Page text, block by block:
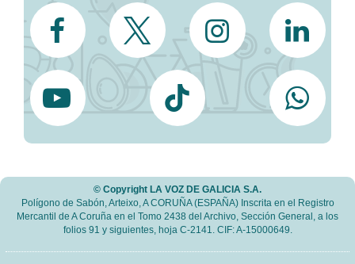
© Copyright LA VOZ DE GALICIA S.A.
Polígono de Sabón, Arteixo, A CORUÑA (ESPAÑA) Inscrita en el Registro
Mercantil de A Coruña en el Tomo 2438 del Archivo, Sección General, a los
folios 91 y siguientes, hoja C-2141. CIF: A-15000649.